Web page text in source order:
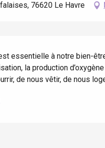
de
76620 Le Havre
essentielle à notre bien-
la production
de nous vêtir, de nous